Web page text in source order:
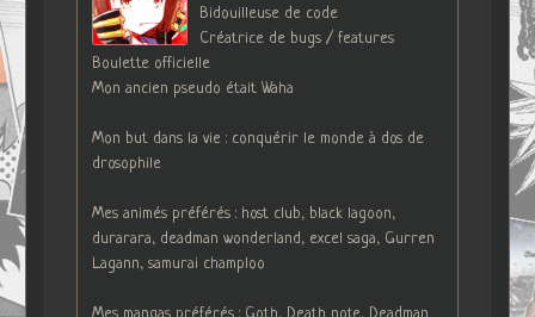
Bidouilleuse de code
Créatrice de bugs / features
Boulette officielle
Mon ancien pseudo était Waha
Mon but dans la vie : conquérir le monde à dos de
drosophile
Mes animés préférés : host club, black lagoon,
durarara, deadman wonderland, excel saga, Gurren
Lagann, samurai champloo